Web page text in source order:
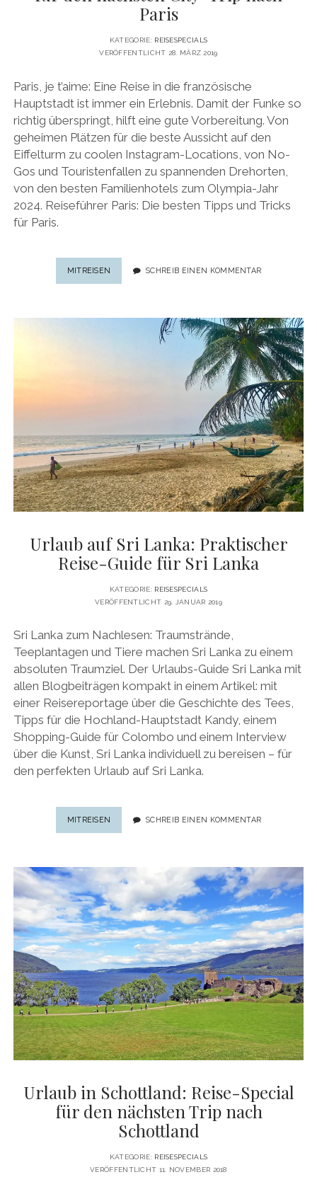
Paris
KATEGORIE: REISESPECIALS
VERÖFFENTLICHT 28. MÄRZ 2019
Paris, je t’aime: Eine Reise in die französische
Hauptstadt ist immer ein Erlebnis. Damit der Funke so
richtig überspringt, hilft eine gute Vorbereitung. Von
geheimen Plätzen für die beste Aussicht auf den
Eiffelturm zu coolen Instagram-Locations, von No-
Gos und Touristenfallen zu spannenden Drehorten,
von den besten Familienhotels zum Olympia-Jahr
2024. Reiseführer Paris: Die besten Tipps und Tricks
für Paris.
MITREISEN REISEFÜHRER
PARIS:
SCHREIB EINEN KOMMENTAR
Urlaub auf Sri Lanka: Praktischer
Reise-Guide für Sri Lanka
KATEGORIE: REISESPECIALS
VERÖFFENTLICHT 29. JANUAR 2019
Sri Lanka zum Nachlesen: Traumstrände,
Teeplantagen und Tiere machen Sri Lanka zu einem
absoluten Traumziel. Der Urlaubs-Guide Sri Lanka mit
allen Blogbeiträgen kompakt in einem Artikel: mit
einer Reisereportage über die Geschichte des Tees,
Tipps für die Hochland-Hauptstadt Kandy, einem
Shopping-Guide für Colombo und einem Interview
über die Kunst, Sri Lanka individuell zu bereisen – für
den perfekten Urlaub auf Sri Lanka.
MITREISEN URLAUB
AUF
REISE-
GUIDE
FÜR
SRI
LANKA
SCHREIB EINEN KOMMENTAR
Urlaub in Schottland: Reise-Special
für den nächsten Trip nach
Schottland
KATEGORIE: REISESPECIALS
VERÖFFENTLICHT 11. NOVEMBER 2018